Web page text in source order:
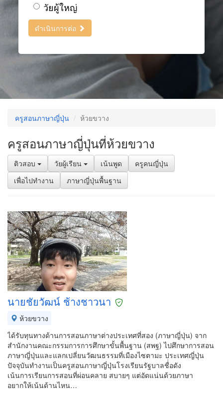
วัยผู้ใหญ่
ดำเนินการต่อ
ครูสอนภาษาญี่ปุ่น ห้วยขวาง
ครูสอนภาษาญี่ปุ่นที่ห้วยขวาง
ติวสอบ วัยผู้เรียน เน้นพูด
ครูคนญี่ปุ่น
เพื่อไปทำงาน
ภาษาญี่ปุ่นพื้นฐาน
นายชัยวัฒน์ ช้างชาวนา
ห้วยขวาง
ได้รับทุนทางด้านการสอนภาษาต่างประเทศที่สอง (ภาษาญี่ปุ่น) จาก
สำนักงานคณะกรรมการการศึกษาขั้นพื้นฐาน (สพฐ) ไปศึกษาการสอน
ภาษาญี่ปุ่นและแลกเปลี่ยนวัฒนธรรมที่เมืองไซตามะ ประเทศญี่ปุ่น
ปัจจุบันทำงานเป็นครูสอนภาษาญี่ปุ่นโรงเรียนรัฐบาลชื่่อดัง
เน้นการเรียนการสอนที่ผ่อนคลาย สบายๆ แต่อัดแน่นด้วยภาษา
อยากให้เน้นด้านไหน…